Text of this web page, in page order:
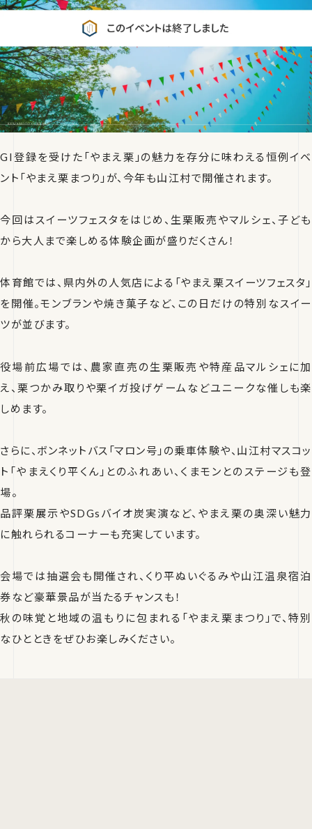
GI登録を受けた「やまえ栗」の魅力を存分に味わえる恒例イベ
ント「やまえ栗まつり」が、今年も山江村で開催されます。
今回はスイーツフェスタをはじめ、生栗販売やマルシェ、子ども
から大人まで楽しめる体験企画が盛りだくさん！
体育館では、県内外の人気店による「やまえ栗スイーツフェスタ」
を開催。モンブランや焼き菓子など、この日だけの特別なスイー
ツが並びます。
役場前広場では、農家直売の生栗販売や特産品マルシェに加
え、栗つかみ取りや栗イガ投げゲームなどユニークな催しも楽
しめます。
さらに、ボンネットバス「マロン号」の乗車体験や、山江村マスコッ
ト「やまえくり平くん」とのふれあい、くまモンとのステージも登
場。
品評栗展示やSDGsバイオ炭実演など、やまえ栗の奥深い魅力
に触れられるコーナーも充実しています。
会場では抽選会も開催され、くり平ぬいぐるみや山江温泉宿泊
券など豪華景品が当たるチャンスも！
秋の味覚と地域の温もりに包まれる「やまえ栗まつり」で、特別
なひとときをぜひお楽しみください。